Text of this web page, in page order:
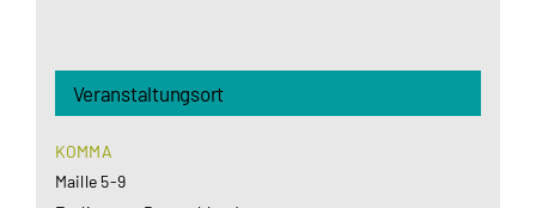
Veranstaltungsort
KOMMA
Maille 5-9